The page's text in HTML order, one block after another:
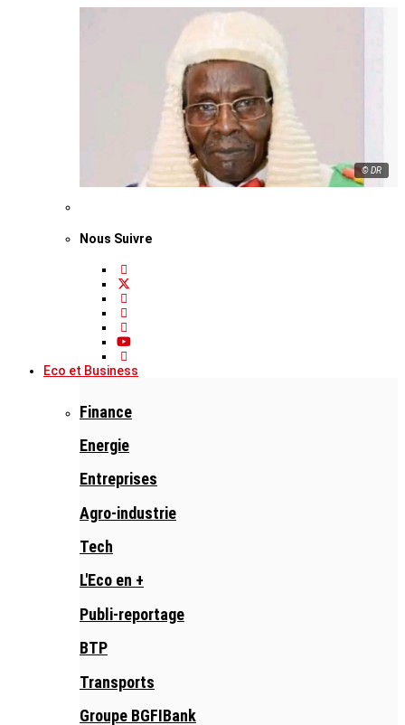
© DR
Nous Suivre
Eco et Business
Finance
Energie
Entreprises
Agro-industrie
Tech
L'Eco en +
Publi-reportage
BTP
Transports
Groupe BGFIBank